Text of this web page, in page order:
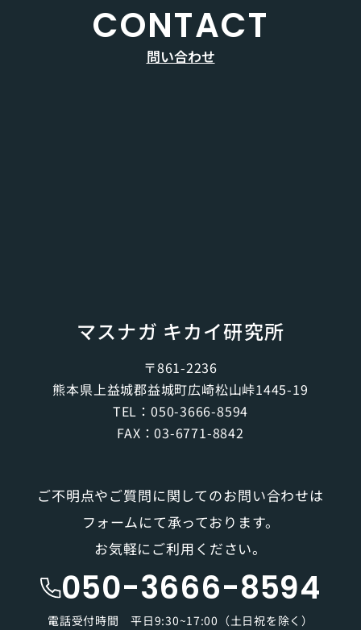
CONTACT
問い合わせ
マスナガ キカイ研究所
〒861-2236
熊本県上益城郡益城町広崎松山峠1445-19
TEL：050-3666-8594
FAX：03-6771-8842
ご不明点やご質問に関してのお問い合わせは
フォームにて承っております。
お気軽にご利用ください。
050-3666-8594
電話受付時間 平日9:30~17:00（土日祝を除く）